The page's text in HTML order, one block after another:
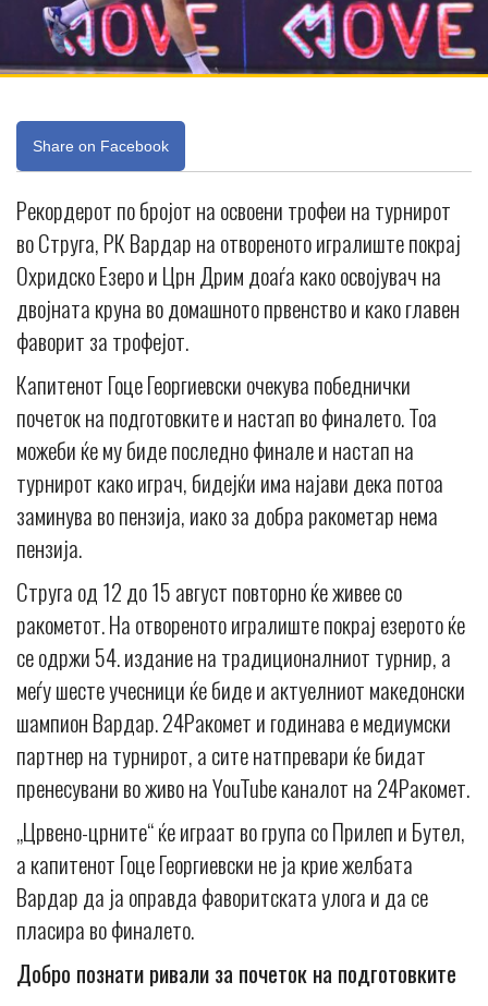
Share on Facebook
Рекордерот по бројот на освоени трофеи на турнирот
во Струга, РК Вардар на отвореното игралиште покрај
Охридско Езеро и Црн Дрим доаѓа како освојувач на
двојната круна во домашното првенство и како главен
фаворит за трофејот.
Капитенот Гоце Георгиевски очекува победнички
почеток на подготовките и настап во финалето. Тоа
можеби ќе му биде последно финале и настап на
турнирот како играч, бидејќи има најави дека потоа
заминува во пензија, иако за добра ракометар нема
пензија.
Струга од 12 до 15 август повторно ќе живее со
ракометот. На отвореното игралиште покрај езерото ќе
се одржи 54. издание на традиционалниот турнир, а
меѓу шесте учесници ќе биде и актуелниот македонски
шампион Вардар. 24Ракомет и годинава е медиумски
партнер на турнирот, а сите натпревари ќе бидат
пренесувани во живо на YouTube каналот на 24Ракомет.
„Црвено-црните“ ќе играат во група со Прилеп и Бутел,
а капитенот Гоце Георгиевски не ја крие желбата
Вардар да ја оправда фаворитската улога и да се
пласира во финалето.
Добро познати ривали за почеток на подготовките